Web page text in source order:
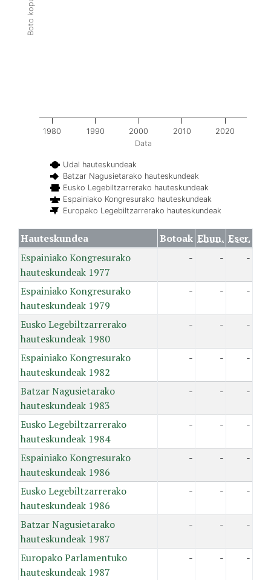
Data
Boto kopurua
Udal hauteskundeak
Batzar Nagusietarako hauteskundeak
Eusko Legebiltzarrerako hauteskundeak
Espainiako Kongresurako hauteskundeak
Europako Legebiltzarrerako hauteskundeak
1980 1990 2000 2010 2020
Hauteskundea Botoak Ehun. Eser.
Espainiako Kongresurako
hauteskundeak 1977
- - -
Espainiako Kongresurako
hauteskundeak 1979
- - -
Eusko Legebiltzarrerako
hauteskundeak 1980
- - -
Espainiako Kongresurako
hauteskundeak 1982
- - -
Batzar Nagusietarako
hauteskundeak 1983
- - -
Eusko Legebiltzarrerako
hauteskundeak 1984
- - -
Espainiako Kongresurako
hauteskundeak 1986
- - -
Eusko Legebiltzarrerako
hauteskundeak 1986
- - -
Batzar Nagusietarako
hauteskundeak 1987
- - -
Europako Parlamentuko
hauteskundeak 1987
- - -